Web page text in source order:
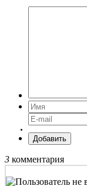
Добавить
3 комментария